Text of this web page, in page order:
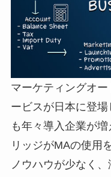
マーケティングオ
ービスが日本に登
も年々導入企業が
リッジがMAの使用
ノウハウが少なく